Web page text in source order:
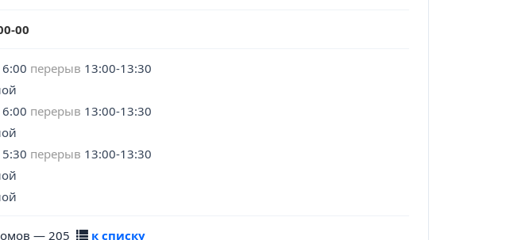
00
перерыв 13:00-13:30
перерыв 13:00-13:30
перерыв 13:00-13:30
— 205 к списку